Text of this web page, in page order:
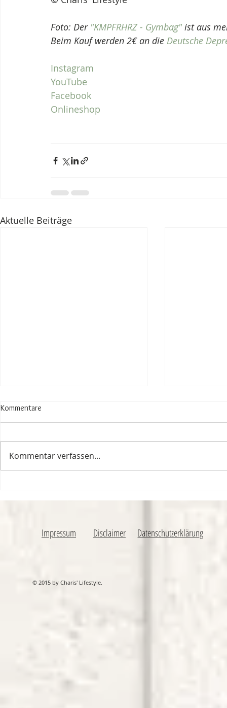
Foto: Der "KMPFRHRZ - Gymbag" ist aus
Beim Kauf werden 2€ an die Deutsche
Instagram
YouTube
Facebook
Onlineshop
Aktuelle Beiträge
Kommentare
Kommentar verfassen...
Impressum Disclaimer Datenschutzerklärung
© 2015 by Charis' Lifestyle.